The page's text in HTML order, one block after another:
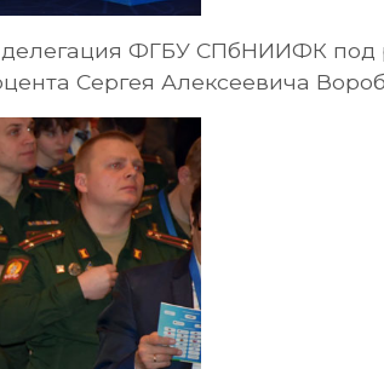
делегация ФГБУ СПбНИИФК под
Сергея Алексеевича